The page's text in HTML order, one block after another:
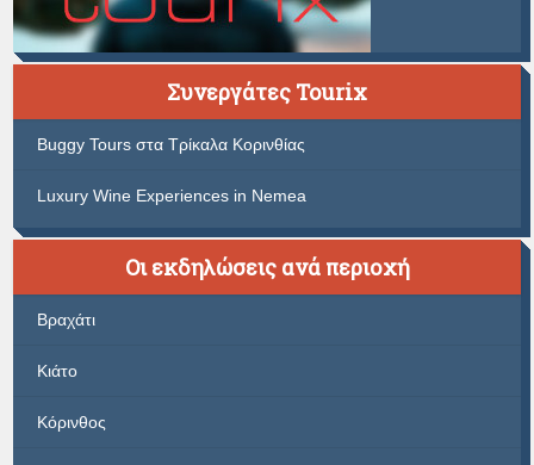
Συνεργάτες Tourix
Buggy Tours στα Τρίκαλα Κορινθίας
Luxury Wine Experiences in Nemea
Οι εκδηλώσεις ανά περιοχή
Βραχάτι
Κιάτο
Κόρινθος